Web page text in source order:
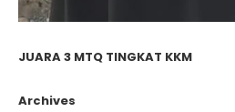
JUARA 3 MTQ TINGKAT KKM
Archives